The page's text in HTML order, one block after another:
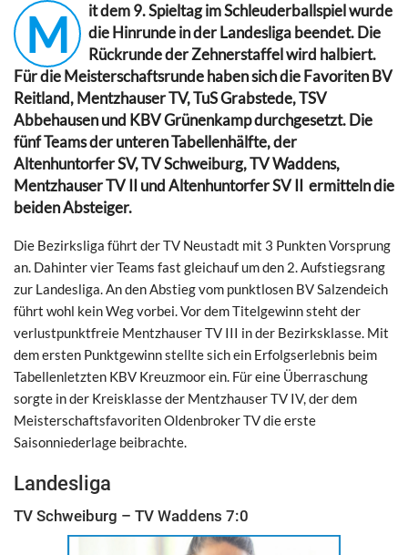
M
it dem 9. Spieltag im Schleuderballspiel wurde
die Hinrunde in der Landesliga beendet. Die
Rückrunde der Zehnerstaffel wird halbiert.
Für die Meisterschaftsrunde haben sich die Favoriten BV
Reitland, Mentzhauser TV, TuS Grabstede, TSV
Abbehausen und KBV Grünenkamp durchgesetzt. Die
fünf Teams der unteren Tabellenhälfte, der
Altenhuntorfer SV, TV Schweiburg, TV Waddens,
Mentzhauser TV II und Altenhuntorfer SV II ermitteln die
beiden Absteiger.
Die Bezirksliga führt der TV Neustadt mit 3 Punkten Vorsprung
an. Dahinter vier Teams fast gleichauf um den 2. Aufstiegsrang
zur Landesliga. An den Abstieg vom punktlosen BV Salzendeich
führt wohl kein Weg vorbei. Vor dem Titelgewinn steht der
verlustpunktfreie Mentzhauser TV III in der Bezirksklasse. Mit
dem ersten Punktgewinn stellte sich ein Erfolgserlebnis beim
Tabellenletzten KBV Kreuzmoor ein. Für eine Überraschung
sorgte in der Kreisklasse der Mentzhauser TV IV, der dem
Meisterschaftsfavoriten Oldenbroker TV die erste
Saisonniederlage beibrachte.
Landesliga
TV Schweiburg – TV Waddens 7:0